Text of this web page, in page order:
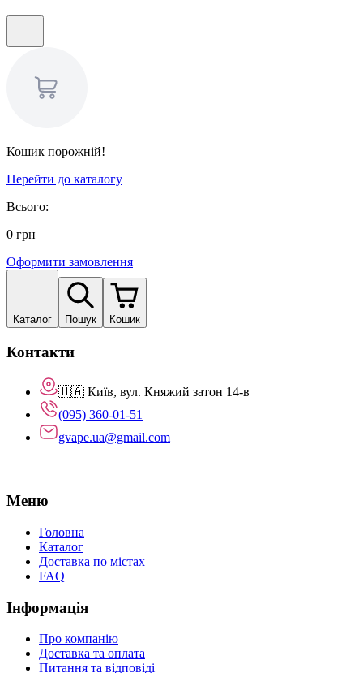
Кошик порожній!
Перейти до каталогу
Всього:
0 грн
Оформити замовлення
Каталог Пошук Кошик
Контакти
🇺🇦 Київ, вул. Княжий затон 14-в
(095) 360-01-51
gvape.ua@gmail.com
Меню
Головна
Каталог
Доставка по містах
FAQ
Інформація
Про компанію
Доставка та оплата
Питання та відповіді